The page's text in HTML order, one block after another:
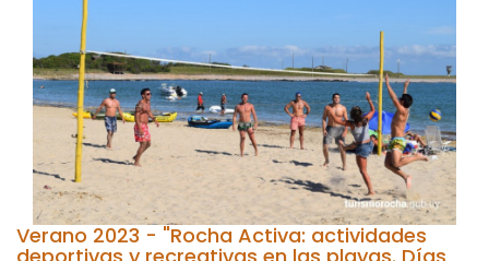
Verano 2023 - "Rocha Activa: actividades